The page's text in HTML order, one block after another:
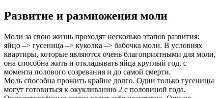
Развитие и размножения моли
Моли за свою жизнь проходят несколько этапов развития:
яйцо –> гусеница –> куколка –> бабочка моли. В условиях
квартиры, которые являются очень благоприятными для моли,
она способна жить и откладывать яйца круглый год, с
момента полового созревания и до самой смерти.
Моль способна прожить крайне долго. Одни только гусеницы
могут готовиться к окукливанию 2 с половиной года.